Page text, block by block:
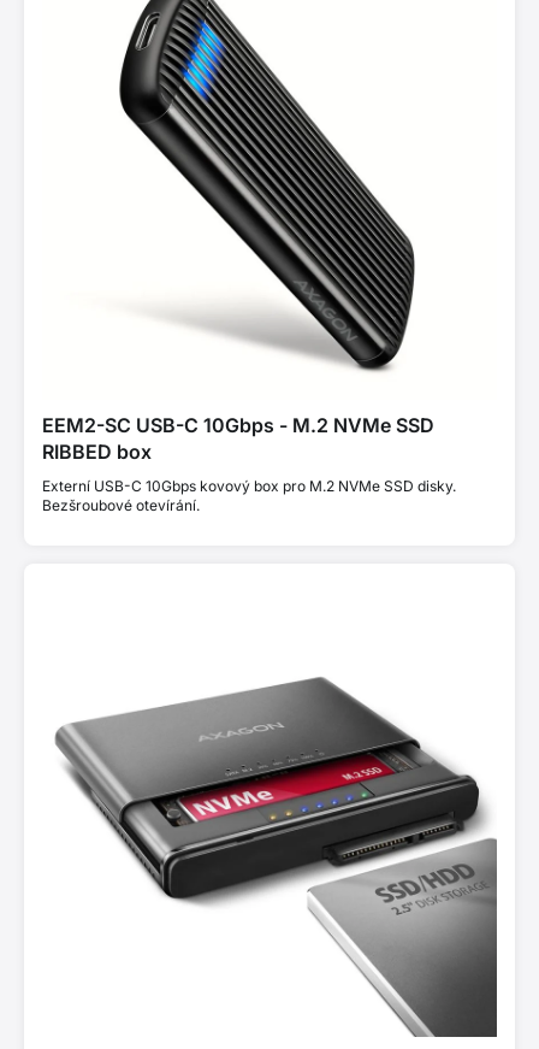
EEM2-SC USB-C 10Gbps - M.2 NVMe SSD
RIBBED box
Externí USB-C 10Gbps kovový box pro M.2 NVMe SSD disky.
Bezšroubové otevírání.